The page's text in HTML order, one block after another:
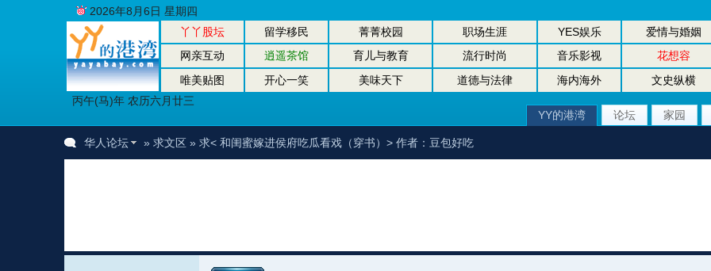
丫丫股坛 留学移民 菁菁校园 职场生涯 YES娱乐
爱情与婚姻
网亲互动
逍遥茶馆 育儿与教育 流行时尚 音乐影视
花想容
唯美贴图
开心一笑 美味天下 道德与法律 海内海外
文史纵横
丙午(马)年 农历六月廿三
2026年8月6日 星期四
YY的港湾 论坛 家园
华人论坛 » 求文区» 求< 和闺蜜嫁进侯府吃瓜看戏（穿书）> 作者：豆包好吃